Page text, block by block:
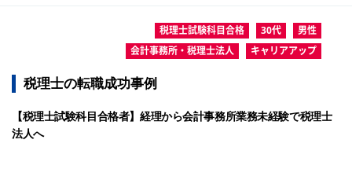
税理士試験科目合格 30代
男性
会計事務所・税理士法人
キャリアアップ
税理士の転職成功事例
【税理士試験科目合格者】経理から会計事務所業務未経験で税理士
法人へ